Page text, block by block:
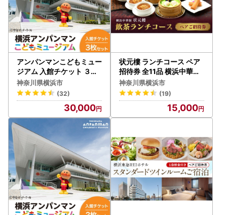
アンパンマンこどもミュー
ジアム 入館チケット ３枚
横浜 入場券 チケット AG
M0002
神奈川県横浜市
(32)
30,000
状元樓 ランチコース ペア
招待券 全11品 横浜中華街
上海料理 ADB0004
神奈川県横浜市
(19)
15,000